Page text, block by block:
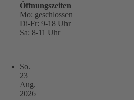
Öffnungszeiten
Mo: geschlossen
Di-Fr: 9-18 Uhr
Sa: 8-11 Uhr
So.
23
Aug.
2026